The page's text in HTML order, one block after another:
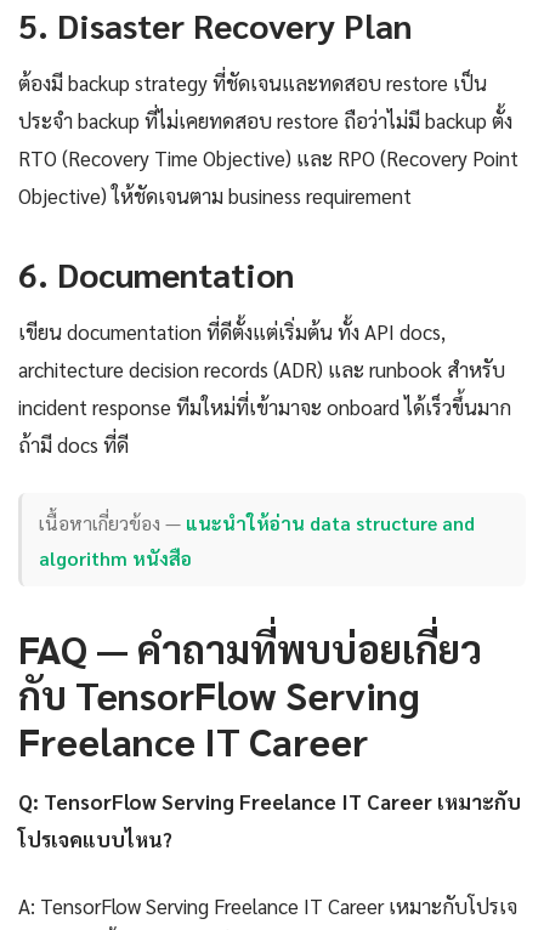
5. Disaster Recovery Plan
ต้องมี backup strategy ที่ชัดเจนและทดสอบ restore เป็น
ประจำ backup ที่ไม่เคยทดสอบ restore ถือว่าไม่มี backup ตั้ง
RTO (Recovery Time Objective) และ RPO (Recovery Point
Objective) ให้ชัดเจนตาม business requirement
6. Documentation
เขียน documentation ที่ดีตั้งแต่เริ่มต้น ทั้ง API docs,
architecture decision records (ADR) และ runbook สำหรับ
incident response ทีมใหม่ที่เข้ามาจะ onboard ได้เร็วขึ้นมาก
ถ้ามี docs ที่ดี
เนื้อหาเกี่ยวข้อง — แนะนำให้อ่าน data structure and
algorithm หนังสือ
FAQ — คำถามที่พบบ่อยเกี่ยว
กับ TensorFlow Serving
Freelance IT Career
Q: TensorFlow Serving Freelance IT Career เหมาะกับ
โปรเจคแบบไหน?
A: TensorFlow Serving Freelance IT Career เหมาะกับโปรเจ